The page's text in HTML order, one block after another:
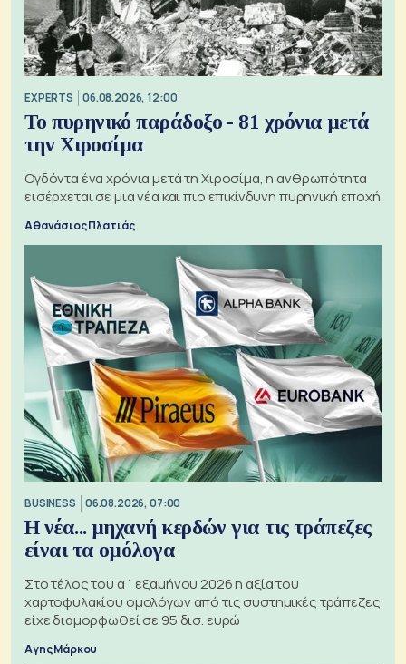
EXPERTS 06.08.2026, 12:00
Το πυρηνικό παράδοξο - 81 χρόνια μετά
την Χιροσίμα
Ογδόντα ένα χρόνια μετά τη Χιροσίμα, η ανθρωπότητα
εισέρχεται σε μια νέα και πιο επικίνδυνη πυρηνική εποχή
Αθανάσιος Πλατιάς
BUSINESS 06.08.2026, 07:00
Η νέα... μηχανή κερδών για τις τράπεζες
είναι τα ομόλογα
Στο τέλος του α΄ εξαμήνου 2026 η αξία του
χαρτοφυλακίου ομολόγων από τις συστημικές τράπεζες
είχε διαμορφωθεί σε 95 δισ. ευρώ
Αγης Μάρκου